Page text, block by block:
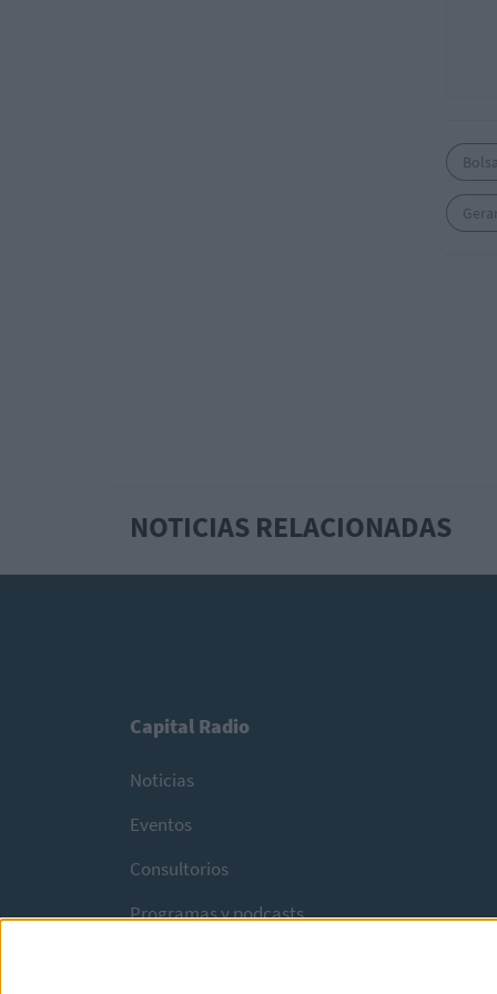
NOTICIAS RELACIONADAS
Capital Radio
Noticias
Eventos
Consultorios
Programas y podcasts